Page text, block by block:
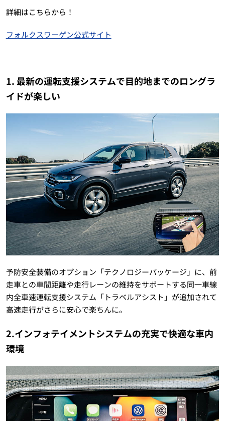
詳細はこちらから！
フォルクスワーゲン公式サイト
1. 最新の運転支援システムで目的地までのロングラ
イドが楽しい
予防安全装備のオプション「テクノロジーパッケージ」に、前
走車との車間距離や走行レーンの維持をサポートする同一車線
内全車速運転支援システム「トラベルアシスト」が追加されて
高速走行がさらに安心で楽ちんに。
2.インフォテイメントシステムの充実で快適な車内
環境